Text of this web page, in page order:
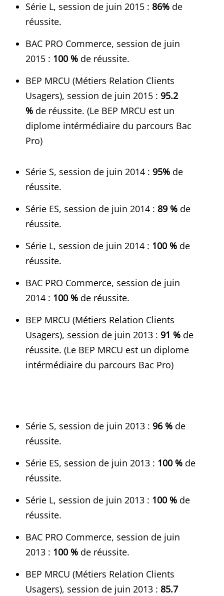
Série L, session de juin 2015 : 86% de
réussite.
BAC PRO Commerce, session de juin
2015 : 100 % de réussite.
BEP MRCU (Métiers Relation Clients
Usagers), session de juin 2015 : 95.2
% de réussite. (Le BEP MRCU est un
diplome intérmédiaire du parcours Bac
Pro)
Série S, session de juin 2014 : 95% de
réussite.
Série ES, session de juin 2014 : 89 % de
réussite.
Série L, session de juin 2014 : 100 % de
réussite.
BAC PRO Commerce, session de juin
2014 : 100 % de réussite.
BEP MRCU (Métiers Relation Clients
Usagers), session de juin 2013 : 91 % de
réussite. (Le BEP MRCU est un diplome
intérmédiaire du parcours Bac Pro)
Série S, session de juin 2013 : 96 % de
réussite.
Série ES, session de juin 2013 : 100 % de
réussite.
Série L, session de juin 2013 : 100 % de
réussite.
BAC PRO Commerce, session de juin
2013 : 100 % de réussite.
BEP MRCU (Métiers Relation Clients
Usagers), session de juin 2013 : 85.7